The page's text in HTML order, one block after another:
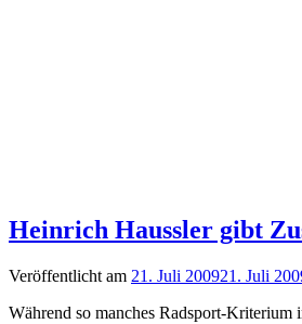
Heinrich Haussler gibt
Veröffentlicht am 21. Juli 200921. Juli
Während so manches Radsport-